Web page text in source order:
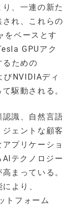
、一連の新た
れ、これらの
をベースとす
GPUアク
るための
NVIDIAディ
駆動される。
識、自然言語
ェントな顧客
プリケーショ
テクノロジー
まっている。
より、
トフォーム